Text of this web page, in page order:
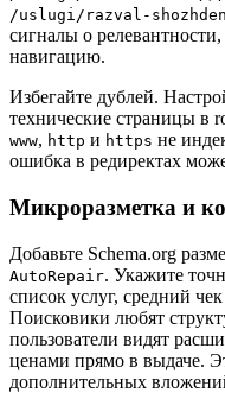
/uslugi/razval-
сигналы о
навигацию.
Избегайте дублей.
технические страницы в
www, http и https не
ошибка в редиректах
Микроразметка и
Добавьте Schema.org
AutoRepair. Укажите
список услуг, средний
Поисковики любят
пользователи видят
ценами прямо в выдаче.
дополнительных